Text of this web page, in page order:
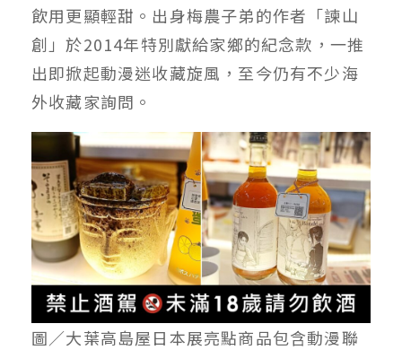
飲用更顯輕甜。出身梅農子弟的作者「諫山
創」於2014年特別獻給家鄉的紀念款，一推
出即掀起動漫迷收藏旋風，至今仍有不少海
外收藏家詢問。
圖／大葉高島屋日本展亮點商品包含動漫聯